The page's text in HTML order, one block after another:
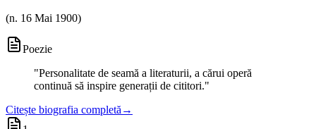
(n. 16 Mai 1900)
Poezie
"Personalitate de seamă a literaturii, a cărui operă
continuă să inspire generații de cititori."
Citește biografia completă →